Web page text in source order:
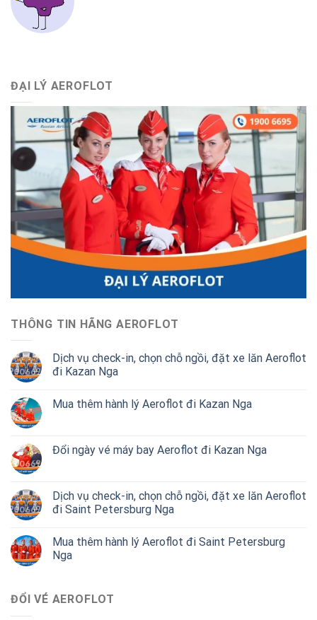
ĐẠI LÝ AEROFLOT
THÔNG TIN HÃNG AEROFLOT
Dịch vụ check-in, chọn chỗ ngồi, đặt xe lăn Aeroflot
đi Kazan Nga
Mua thêm hành lý Aeroflot đi Kazan Nga
Đổi ngày vé máy bay Aeroflot đi Kazan Nga
Dịch vụ check-in, chọn chỗ ngồi, đặt xe lăn Aeroflot
đi Saint Petersburg Nga
Mua thêm hành lý Aeroflot đi Saint Petersburg
Nga
ĐỔI VÉ AEROFLOT